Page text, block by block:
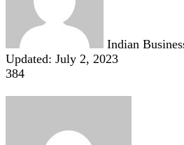
Indian
Updated: July 2, 2023
384